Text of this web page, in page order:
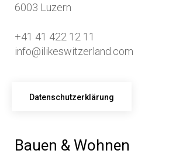
6003 Luzern
+41 41 422 12 11
info@ilikeswitzerland.com
Datenschutzerklärung
Bauen & Wohnen